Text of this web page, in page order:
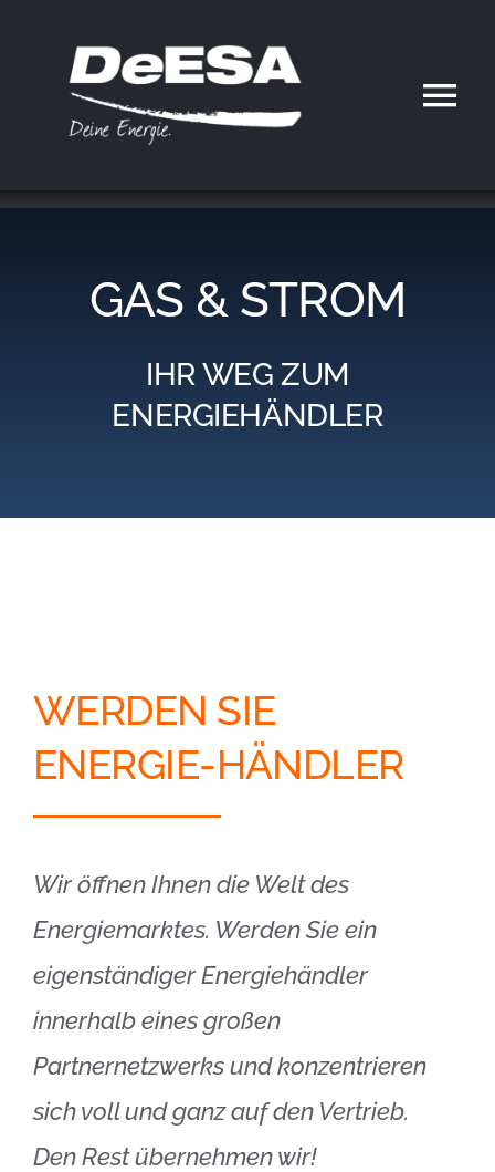
Geschäftsfelder
Partner werden
GAS & STROM
IHR WEG ZUM
ENERGIEHÄNDLER
WERDEN SIE
ENERGIE-HÄNDLER
Wir öffnen Ihnen die Welt des
Energiemarktes. Werden Sie ein
eigenständiger Energiehändler
innerhalb eines großen
Partnernetzwerks und konzentrieren
sich voll und ganz auf den Vertrieb.
Den Rest übernehmen wir!